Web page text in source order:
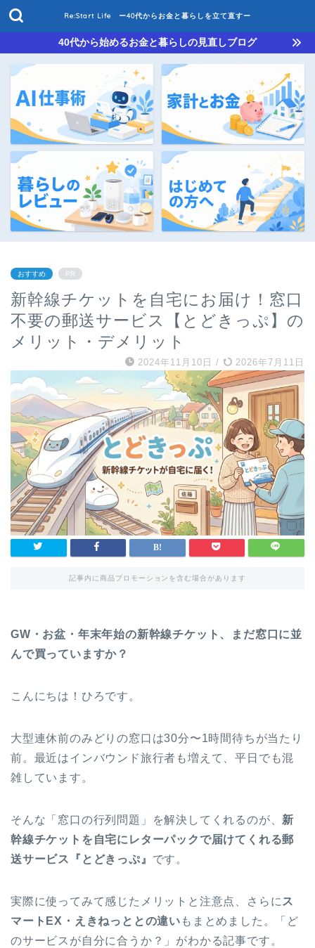
Re:Start Life ー40代からお金と暮らしを立て直すー
40代から始めるお金と暮らしの見直しブログ
おすすめ PR
新幹線チケットを自宅にお届け！窓口
不要の郵送サービス【とどきっぷ】の
メリット・デメリット
2024年11月10日 / 2026年7月11日
記事内に商品プロモーションを含む場合があります
GW・お盆・年末年始の新幹線チケット、まだ窓口に並
んで買っていますか？
こんにちは！ひろです。
大型連休前のみどりの窓口は30分〜1時間待ちが当たり
前。最近はインバウンド旅行者も増えて、平日でも混
雑しています。
そんな「窓口の行列問題」を解決してくれるのが、 新
幹線チケットを自宅にレターパックで届けてくれる郵
送サービス『とどきっぷ』 です。
実際に使ってみて感じたメリットと注意点、さらに ス
マートEX・えきねっととの違い もまとめました。「ど
のサービスが自分に合うか？」がわかる記事です。